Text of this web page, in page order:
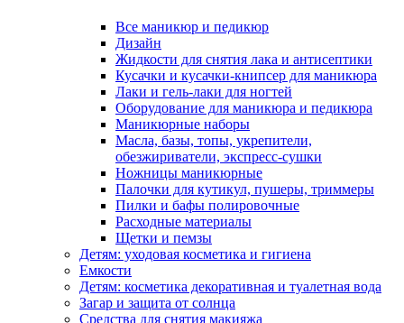
Все маникюр и педикюр
Дизайн
Жидкости для снятия лака и антисептики
Кусачки и кусачки-книпсер для маникюра
Лаки и гель-лаки для ногтей
Оборудование для маникюра и педикюра
Маникюрные наборы
Масла, базы, топы, укрепители,
обезжириватели, экспресс-сушки
Ножницы маникюрные
Палочки для кутикул, пушеры, триммеры
Пилки и бафы полировочные
Расходные материалы
Щетки и пемзы
Детям: уходовая косметика и гигиена
Емкости
Детям: косметика декоративная и туалетная вода
Загар и защита от солнца
Средства для снятия макияжа